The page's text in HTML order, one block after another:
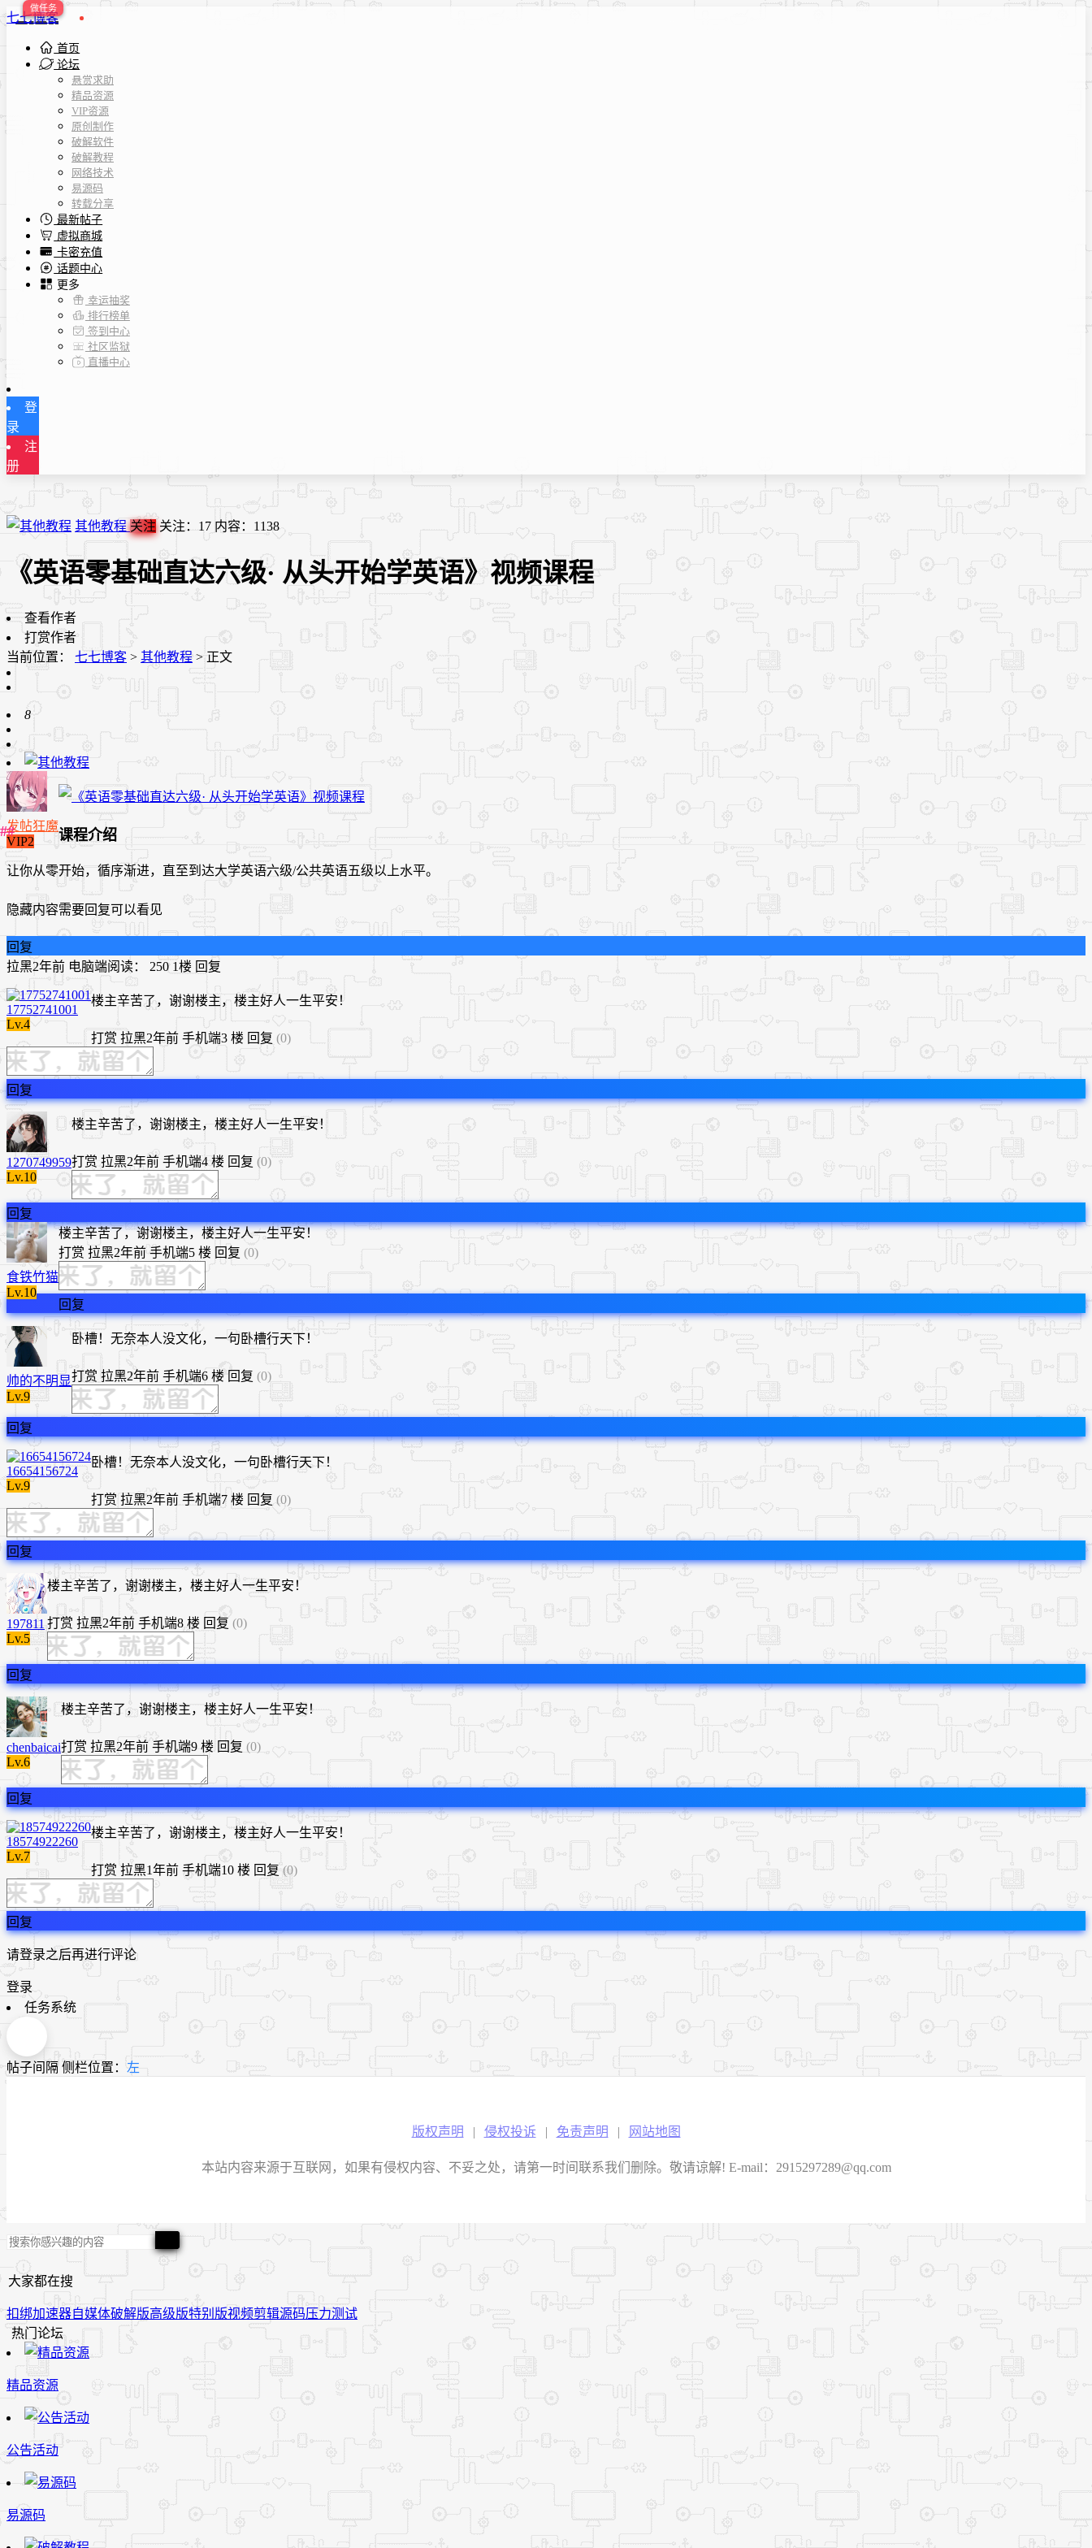
七七博客
首页
论坛
悬赏求助
精品资源
VIP资源
原创制作
破解软件
破解教程
网络技术
易源码
转载分享
最新帖子
虚拟商城
卡密充值
话题中心
更多
幸运抽奖
排行榜单
签到中心
社区监狱
直播中心
登
录
注
册
其他教程关注 关注： 17 内容： 1138
《英语零基础直达六级· 从头开始学英语》视频课程
查看作者
打赏作者
当前位置： 七七博客 > 其他教程 > 正文
8
发帖狂魔
VIP2
课程介绍
让你从零开始，循序渐进，直至到达大学英语六级/公共英语五级以上水平。
隐藏内容需要回复可以看见
回复
拉黑2年前 电脑端阅读： 250 1楼 回复
17752741001
Lv.4
楼主辛苦了，谢谢楼主，楼主好人一生平安！
打赏 拉黑2年前 手机端3 楼 回复 (0)
回复
1270749959
Lv.10
楼主辛苦了，谢谢楼主，楼主好人一生平安！
打赏 拉黑2年前 手机端4 楼 回复 (0)
回复
食铁竹猫
Lv.10
​楼主辛苦了，谢谢楼主，楼主好人一生平安！
打赏 拉黑2年前 手机端5 楼 回复 (0)
回复
帅的不明显
Lv.9
卧槽！无奈本人没文化，一句卧槽行天下！
打赏 拉黑2年前 手机端6 楼 回复 (0)
回复
16654156724
Lv.9
卧槽！无奈本人没文化，一句卧槽行天下！
打赏 拉黑2年前 手机端7 楼 回复 (0)
回复
197811
Lv.5
楼主辛苦了，谢谢楼主，楼主好人一生平安！
打赏 拉黑2年前 手机端8 楼 回复 (0)
回复
chenbaicai
Lv.6
楼主辛苦了，谢谢楼主，楼主好人一生平安！
打赏 拉黑2年前 手机端9 楼 回复 (0)
回复
18574922260
Lv.7
楼主辛苦了，谢谢楼主，楼主好人一生平安！
打赏 拉黑1年前 手机端10 楼 回复 (0)
回复
请登录之后再进行评论
登录
任务系统
帖子间隔 侧栏位置： 左
版权声明 | 侵权投诉 | 免责声明 | 网站地图
本站内容来源于互联网，如果有侵权内容、不妥之处，请第一时间联系我们删除。敬请谅解! E-mail：2915297289@qq.com
大家都在搜
扣绑加速器自媒体破解版高级版特别版视频剪辑源码压力测试
热门论坛
精品资源
公告活动
易源码